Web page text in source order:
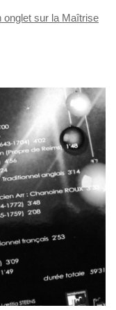
onglet sur la Maîtrise